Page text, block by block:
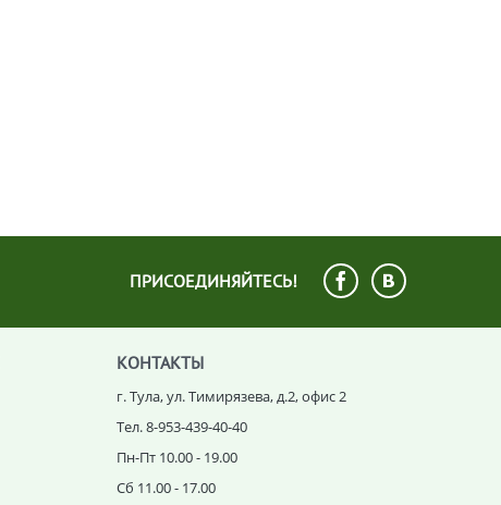
ПРИСОЕДИНЯЙТЕСЬ!
КОНТАКТЫ
г. Тула, ул. Тимирязева, д.2, офис 2
Тел. 8-953-439-40-40
Пн-Пт 10.00 - 19.00
Сб 11.00 - 17.00